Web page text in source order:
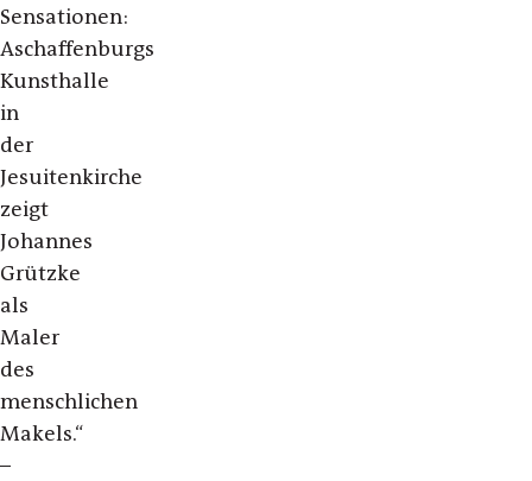
Sensationen:
Aschaffenburgs
Kunsthalle
in
der
Jesuitenkirche
zeigt
Johannes
Grützke
als
Maler
des
menschlichen
Makels.“
–